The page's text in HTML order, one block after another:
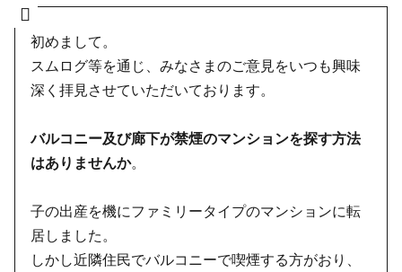
初めまして。
スムログ等を通じ、みなさまのご意見をいつも興味
深く拝見させていただいております。
バルコニー及び廊下が禁煙のマンションを探す方法
はありませんか。
子の出産を機にファミリータイプのマンションに転
居しました。
しかし近隣住民でバルコニーで喫煙する方がおり、